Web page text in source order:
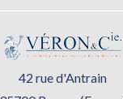
42 rue d'Antrain